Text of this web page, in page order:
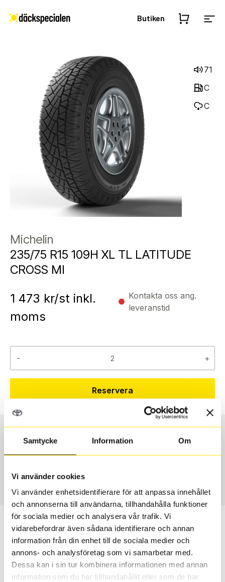
Samtycke Information Om
Vi använder cookies
Vi använder enhetsidentifierare för att anpassa innehållet
och annonserna till användarna, tillhandahålla funktioner
för sociala medier och analysera vår trafik. Vi
vidarebefordrar även sådana identifierare och annan
information från din enhet till de sociala medier och
annons- och analysföretag som vi samarbetar med.
Dessa kan i sin tur kombinera informationen med annan
information som du har tillhandahållit eller som de har
Butiken
71
C
C
Michelin
235/75 R15 109H XL TL LATITUDE
CROSS MI
1 473 kr/st inkl.
moms
Kontakta oss ang.
leveranstid
- +
Reservera
Däcktyp
USA, 4x4
Däckstorlek
235/75 R 15 109H
75273
Passar detta däck min bil?
Ange registreringsnummer för att se om det däck du
valt passar din bilmodell. Om du köper däck som skall
sättas på dina befintliga fälgar, se till att kolla en extra